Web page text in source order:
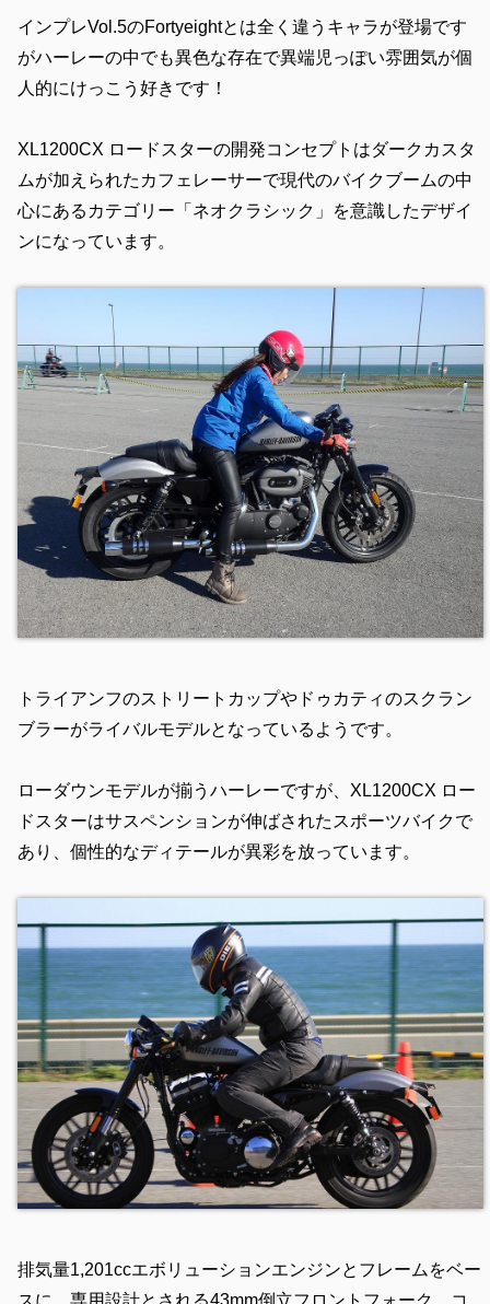
インプレVol.5のFortyeightとは全く違うキャラが登場です
がハーレーの中でも異色な存在で異端児っぽい雰囲気が個
人的にけっこう好きです！
XL1200CX ロードスターの開発コンセプトはダークカスタ
ムが加えられたカフェレーサーで現代のバイクブームの中
心にあるカテゴリー「ネオクラシック」を意識したデザイ
ンになっています。
トライアンフのストリートカップやドゥカティのスクラン
ブラーがライバルモデルとなっているようです。
ローダウンモデルが揃うハーレーですが、XL1200CX ロー
ドスターはサスペンションが伸ばされたスポーツバイクで
あり、個性的なディテールが異彩を放っています。
排気量1,201ccエボリューションエンジンとフレームをベー
スに、専用設計とされる43mm倒立フロントフォーク、コ